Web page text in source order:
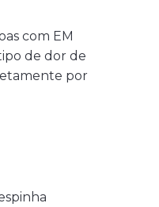
com EM
de dor de
por